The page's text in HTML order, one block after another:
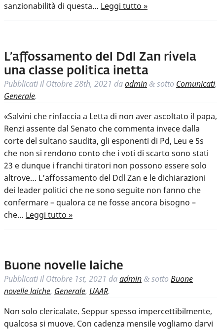
sanzionabilità di questa… Leggi tutto »
L’affossamento del Ddl Zan rivela
una classe politica inetta
Pubblicati ilOttobre 28th, 2021 daadmin & sotto Comunicati,
Generale.
«Salvini che rinfaccia a Letta di non aver ascoltato il papa,
Renzi assente dal Senato che commenta invece dalla
corte del sultano saudita, gli esponenti di Pd, Leu e 5s
che non si rendono conto che i voti di scarto sono stati
23 e dunque i franchi tiratori non possono essere solo
altrove… L’affossamento del Ddl Zan e le dichiarazioni
dei leader politici che ne sono seguite non fanno che
confermare – qualora ce ne fosse ancora bisogno –
che… Leggi tutto »
Buone novelle laiche
Pubblicati ilOttobre 1st, 2021 daadmin & sotto Buone
novelle laiche, Generale, UAAR.
Non solo clericalate. Seppur spesso impercettibilmente,
qualcosa si muove. Con cadenza mensile vogliamo darvi